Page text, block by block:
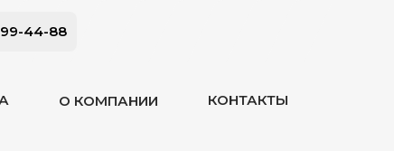
44-88
О КОМПАНИИ КОНТАКТЫ